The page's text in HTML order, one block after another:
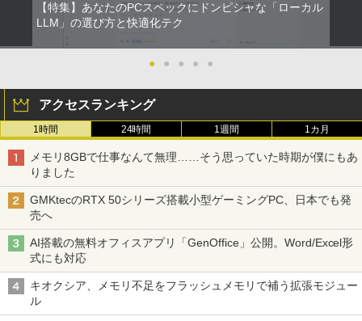
【特集】あなたのPCスペックにドンピシャな「ローカル
LLM」の選び方と快適化テク
● ● ● ● ●
アクセスランキング
1時間 24時間 1週間 1カ月
メモリ8GBで仕事なんて無理……そう思っていた時期が僕にもあ
りました
GMKtecのRTX 50シリーズ搭載小型ゲーミングPC、日本でも発
売へ
AI搭載の無料オフィスアプリ「GenOffice」公開。Word/Excel形
式にも対応
キオクシア、メモリ不足をフラッシュメモリで補う拡張モジュー
ル